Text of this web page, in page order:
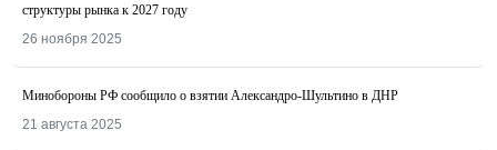
структуры рынка к 2027 году
26 ноября 2025
Минобороны РФ сообщило о взятии Александро-Шультино в ДНР
21 августа 2025